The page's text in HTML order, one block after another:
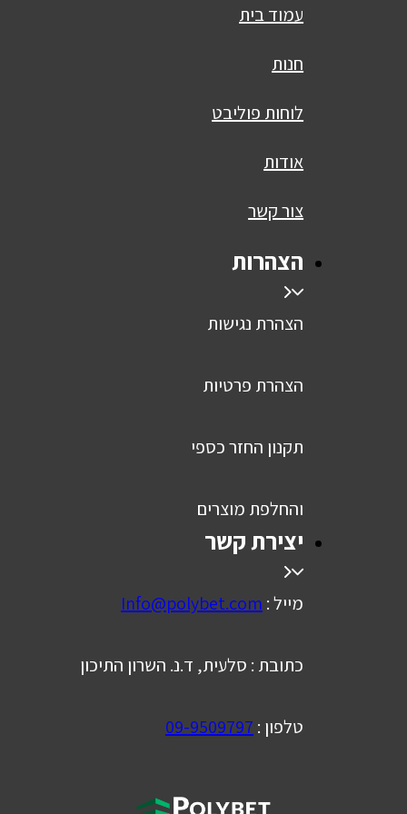
עמוד בית
חנות
לוחות פוליבט
אודות
צור קשר
הצהרות
הצהרת נגישות
הצהרת פרטיות
תקנון החזר כספי
והחלפת מוצרים
יצירת קשר
מייל : Info@polybet.com
כתובת : סלעית, ד.נ. השרון התיכון
טלפון : 09-9509797